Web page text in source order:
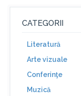
CATEGORII
Literatură
Arte vizuale
Conferinţe
Muzică